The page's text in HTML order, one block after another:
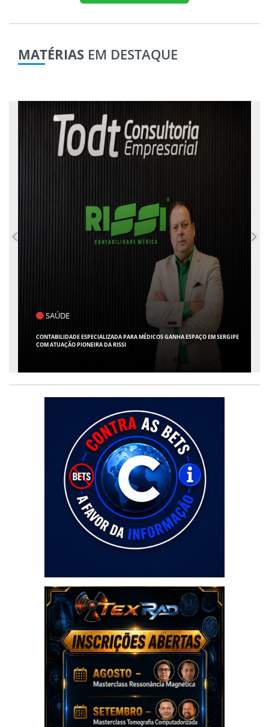
MATÉRIAS EM DESTAQUE
SAÚDE
CONTABILIDADE ESPECIALIZADA PARA MÉDICOS GANHA ESPAÇO EM SERGIPE
COM ATUAÇÃO PIONEIRA DA RISSI